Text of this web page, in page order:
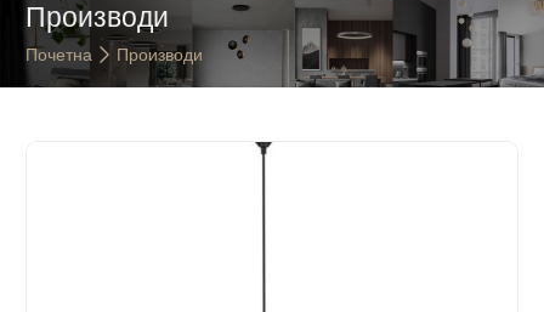
Производи
Почетна Производи